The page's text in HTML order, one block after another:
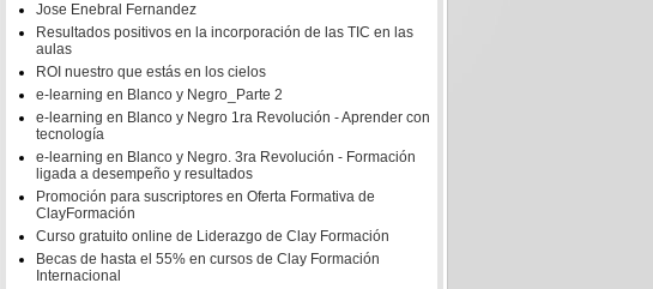
Jose Enebral Fernandez
Resultados positivos en la incorporación de las TIC en las
aulas
ROI nuestro que estás en los cielos
e-learning en Blanco y Negro_Parte 2
e-learning en Blanco y Negro 1ra Revolución - Aprender con
tecnología
e-learning en Blanco y Negro. 3ra Revolución - Formación
ligada a desempeño y resultados
Promoción para suscriptores en Oferta Formativa de
ClayFormación
Curso gratuito online de Liderazgo de Clay Formación
Becas de hasta el 55% en cursos de Clay Formación
Internacional